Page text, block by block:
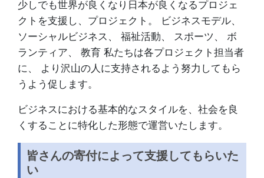
少しでも世界が良くなり日本が良くなるプロジェ
クトを支援し、プロジェクト。 ビジネスモデル、
ソーシャルビジネス、 福祉活動、 スポーツ、 ボ
ランティア、 教育 私たちは各プロジェクト担当者
に、 より沢山の人に支持されるよう努力してもら
うよう促します。
ビジネスにおける基本的なスタイルを、社会を良
くすることに特化した形態で運営いたします。
皆さんの寄付によって支援してもらいた
い